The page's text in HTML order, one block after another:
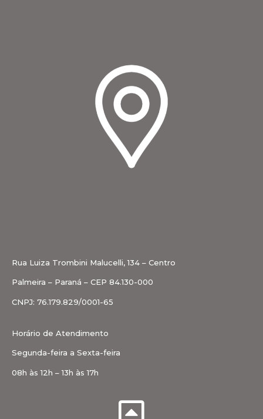
Rua Luiza Trombini Malucelli, 134 – Centro
Palmeira – Paraná – CEP 84.130-000
CNPJ: 76.179.829/0001-65
Horário de Atendimento
Segunda-feira a Sexta-feira
08h às 12h – 13h às 17h